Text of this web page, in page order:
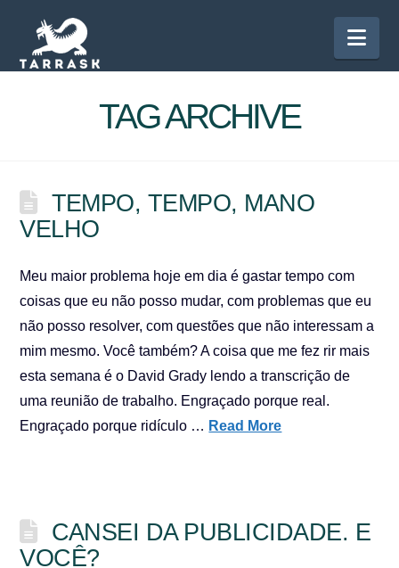
TAG ARCHIVE
TEMPO, TEMPO, MANO
VELHO
Meu maior problema hoje em dia é gastar tempo com
coisas que eu não posso mudar, com problemas que eu
não posso resolver, com questões que não interessam a
mim mesmo. Você também? A coisa que me fez rir mais
esta semana é o David Grady lendo a transcrição de
uma reunião de trabalho. Engraçado porque real.
Engraçado porque ridículo … Read More
CANSEI DA PUBLICIDADE. E
VOCÊ?